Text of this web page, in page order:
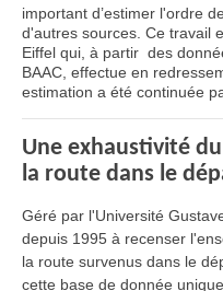
important d’estimer l'ordre
d'autres sources. Ce travail
Eiffel qui, à partir des
BAAC, effectue en
estimation a été continuée
Une exhaustivité
la route dans le
Géré par l'Université
depuis 1995 à recenser
la route survenus dans le
cette base de donnée